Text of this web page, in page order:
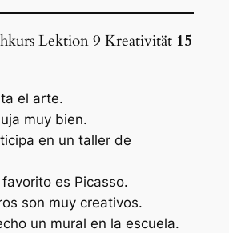
Lektion 9 Kreativität 15
el arte.
muy bien.
en un taller de
es Picasso.
son muy creativos.
un mural en la escuela.